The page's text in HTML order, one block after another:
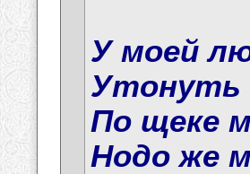
У моей
Утонуть
По щеке
Нодо же